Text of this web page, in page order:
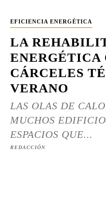
EFICIENCIA ENERGÉTICA
LA
ENERGÉTICA
CÁRCELES
VERANO
LAS OLAS DE
MUCHOS
ESPACIOS QUE...
REDACCIÓN